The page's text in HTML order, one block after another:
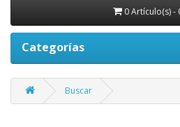
0 Artículo(s) -
Categorías
Buscar